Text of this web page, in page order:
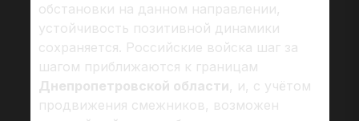
обстановки на данном направлении,
устойчивость позитивной динамики
сохраняется. Российские войска шаг за
шагом приближаются к границам
Днепропетровской области, и, с учётом
продвижения смежников, возможен